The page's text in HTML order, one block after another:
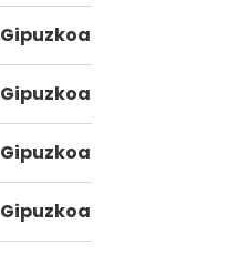
Gipuzkoa 2
Gipuzkoa 2
Gipuzkoa 1
Gipuzkoa 2